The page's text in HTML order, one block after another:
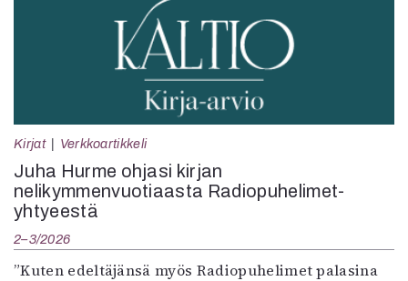
Kirjat Verkkoartikkeli
Juha Hurme ohjasi kirjan
nelikymmenvuotiaasta Radiopuhelimet-
yhtyeestä
2–3/2026
”Kuten edeltäjänsä myös Radiopuhelimet palasina